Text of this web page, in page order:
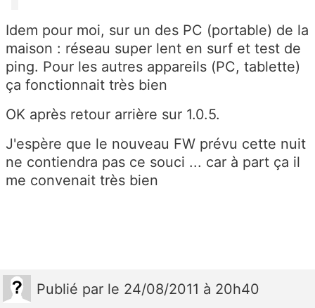
Idem pour moi, sur un des PC (portable) de la
maison : réseau super lent en surf et test de
ping. Pour les autres appareils (PC, tablette)
ça fonctionnait très bien
OK après retour arrière sur 1.0.5.
J'espère que le nouveau FW prévu cette nuit
ne contiendra pas ce souci ... car à part ça il
me convenait très bien
Publié par le 24/08/2011 à 20h40